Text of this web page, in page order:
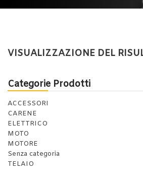
Categorie Prodotti
ACCESSORI
CARENE
ELETTRICO
MOTO
MOTORE
Senza categoria
TELAIO
VISUALIZZAZIONE DEL